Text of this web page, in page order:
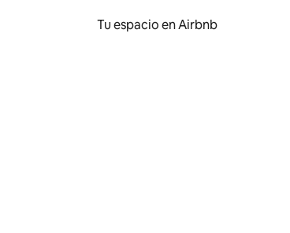
Tu espacio en Airbnb